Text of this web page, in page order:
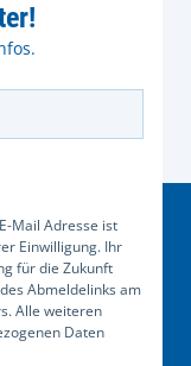
Mail Adresse ist
Einwilligung. Ihr
für die Zukunft
Abmeldelinks am
Alle weiteren
Daten